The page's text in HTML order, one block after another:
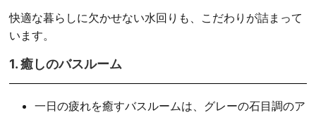
快適な暮らしに欠かせない水回りも、こだわりが詰まって
います。
1. 癒しのバスルーム
一日の疲れを癒すバスルームは、グレーの石目調のア